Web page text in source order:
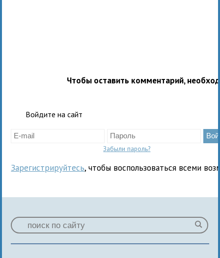
Чтобы оставить комментарий,
Войдите на сайт
Забыли пароль?
Зарегистрируйтесь, чтобы воспользоваться всеми